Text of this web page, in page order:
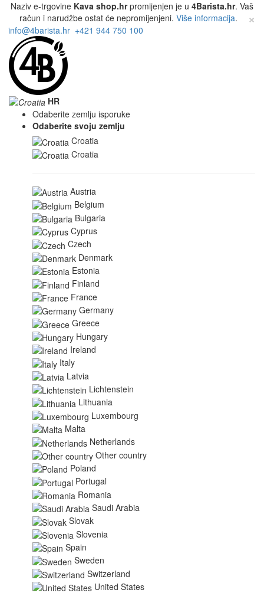
Naziv e-trgovine Kava shop.hrpromijenjen je u 4Barista.hr. Vaš
račun i narudžbe ostat će nepromijenjeni. Više informacija. ×
info@4barista.hr +421 944 750 100
HR
Odaberite zemlju isporuke
Odaberite svoju zemlju
Croatia
Croatia
Austria
Belgium
Bulgaria
Cyprus
Czech
Denmark
Estonia
Finland
France
Germany
Greece
Hungary
Ireland
Italy
Latvia
Lichtenstein
Lithuania
Luxembourg
Malta
Netherlands
Other country
Poland
Portugal
Romania
Saudi Arabia
Slovak
Slovenia
Spain
Sweden
Switzerland
United States